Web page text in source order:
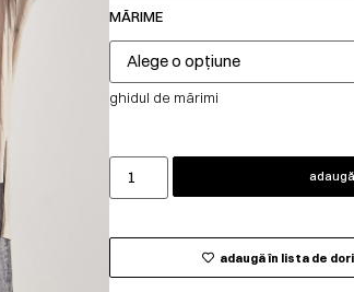
MĂRIME
ghidul de mărimi
adaugă în lista de